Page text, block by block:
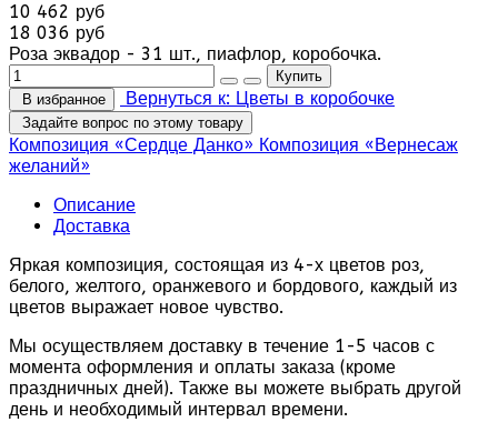
10 462 руб
18 036 руб
Роза эквадор - 31 шт., пиафлор, коробочка.
В избранное Вернуться к: Цветы в коробочке
Задайте вопрос по этому товару
Композиция «Сердце Данко» Композиция «Вернесаж
желаний»
Описание
Доставка
Яркая композиция, состоящая из 4-х цветов роз,
белого, желтого, оранжевого и бордового, каждый из
цветов выражает новое чувство.
Мы осуществляем доставку в течение 1-5 часов с
момента оформления и оплаты заказа (кроме
праздничных дней). Также вы можете выбрать другой
день и необходимый интервал времени.